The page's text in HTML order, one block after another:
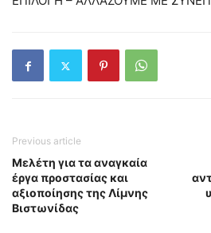
Previous article
Μελέτη για τα αναγκαία
έργα προστασίας και
αξιοποίησης της Λίμνης
Βιστωνίδας